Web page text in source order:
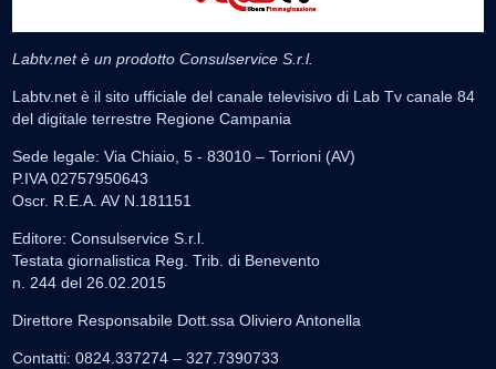
Labtv.net è un prodotto Consulservice S.r.l.
Labtv.net è il sito ufficiale del canale televisivo di Lab Tv canale 84
del digitale terrestre Regione Campania
Sede legale: Via Chiaio, 5 - 83010 – Torrioni (AV)
P.IVA 02757950643
Oscr. R.E.A. AV N.181151
Editore: Consulservice S.r.l.
Testata giornalistica Reg. Trib. di Benevento
n. 244 del 26.02.2015
Direttore Responsabile Dott.ssa Oliviero Antonella
Contatti: 0824.337274 – 327.7390733